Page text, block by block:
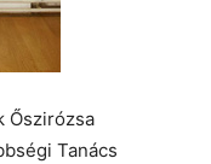
Őszirózsa
Tanács